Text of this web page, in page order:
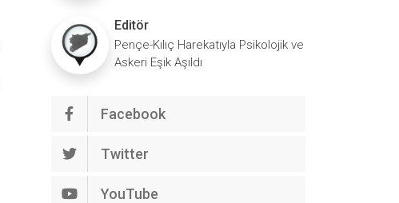
Editör
Pençe-Kılıç Harekatıyla Psikolojik ve
Askeri Eşik Aşıldı
Facebook
Twitter
YouTube